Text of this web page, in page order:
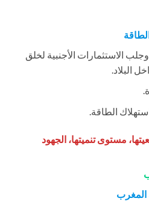
الاستثمارات الأجنبية لخلق
البلاد.
الطاقة.
مستوى تنميتها، الجهود
المغرب